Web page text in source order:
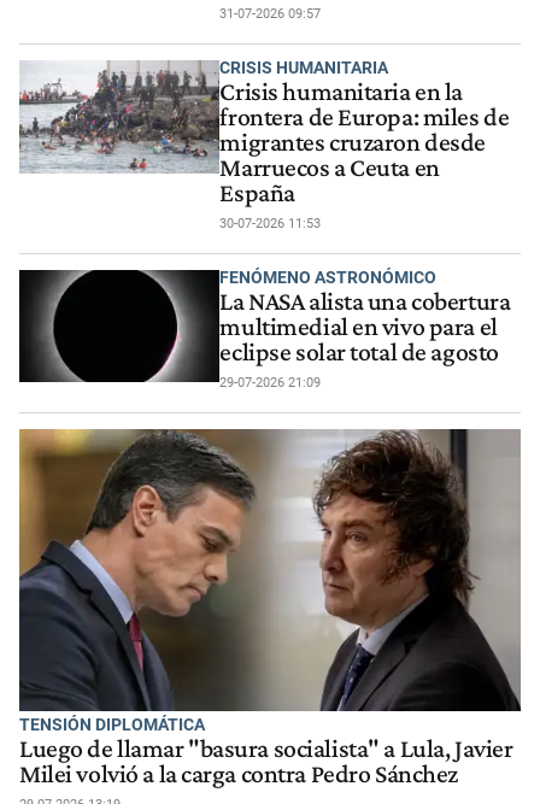
31-07-2026 09:57
CRISIS HUMANITARIA
Crisis humanitaria en la
frontera de Europa: miles de
migrantes cruzaron desde
Marruecos a Ceuta en
España
30-07-2026 11:53
FENÓMENO ASTRONÓMICO
La NASA alista una cobertura
multimedial en vivo para el
eclipse solar total de agosto
29-07-2026 21:09
TENSIÓN DIPLOMÁTICA
Luego de llamar "basura socialista" a Lula, Javier
Milei volvió a la carga contra Pedro Sánchez